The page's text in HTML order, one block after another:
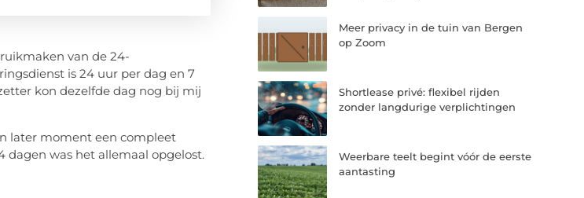
van de 24-
is 24 uur per dag en 7
kon dezelfde dag nog bij mij
later moment een compleet
was het allemaal opgelost.
Meer privacy in de tuin van Bergen
op Zoom
Shortlease privé: flexibel rijden
zonder langdurige verplichtingen
Weerbare teelt begint vóór de eerste
aantasting